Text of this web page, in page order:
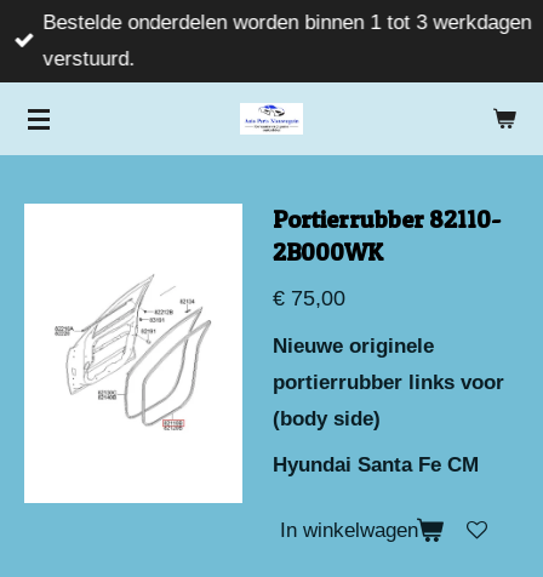
Ga
direct
de
Bestelde onderdelen worden binnen 1 tot 3 werkdagen
verstuurd.
Portierrubber 82110-
2B000WK
€ 75,00
Nieuwe originele
portierrubber links voor
(body side)
Hyundai Santa Fe CM
In winkelwagen